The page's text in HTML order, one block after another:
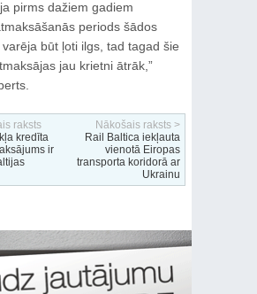
pirms dažiem gadiem
periods šādos
būt ļoti ilgs, tad tagad šie
jau krietni ātrāk,”
raksts
kredīta
ir
Nākošais raksts >
Rail Baltica iekļauta
vienotā Eiropas
transporta koridorā ar
Ukrainu